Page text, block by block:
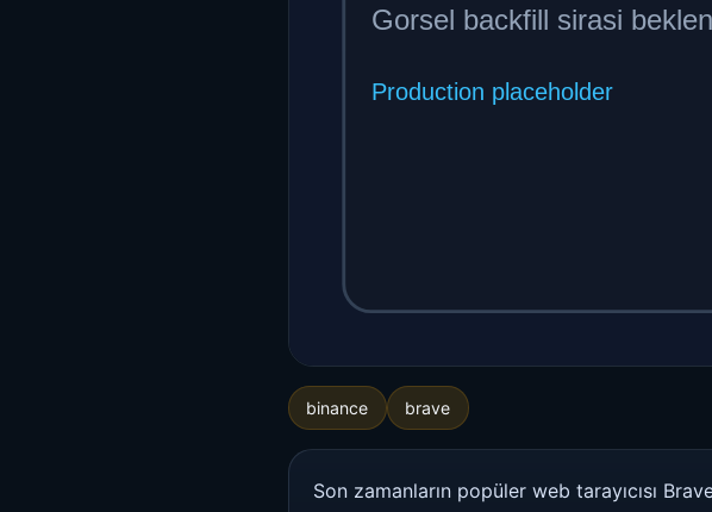
binance brave
Son zamanların popüler web tarayıcısı